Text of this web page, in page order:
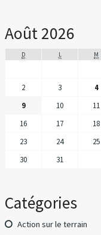
Août 2026
D L M
2
3 4
9
10 11
16
17 18
23
24 25
30
31
Catégories
Action sur le terrain